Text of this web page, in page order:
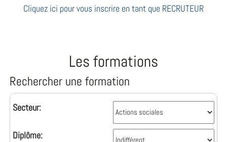
Cliquez ici pour vous inscrire en tant que RECRUTEUR
Les formations
Rechercher une formation
Secteur:
Diplôme: